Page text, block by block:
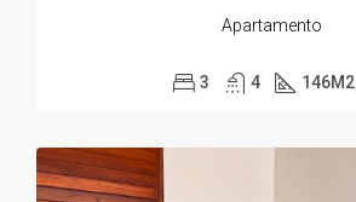
Apartamento
3 4 146M2